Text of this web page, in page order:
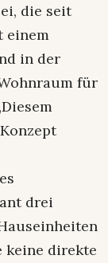
die seit
einem
in der
für
drei
keine direkte